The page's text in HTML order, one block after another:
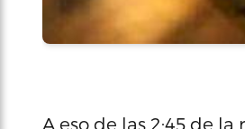
A eso de las 2:45 de